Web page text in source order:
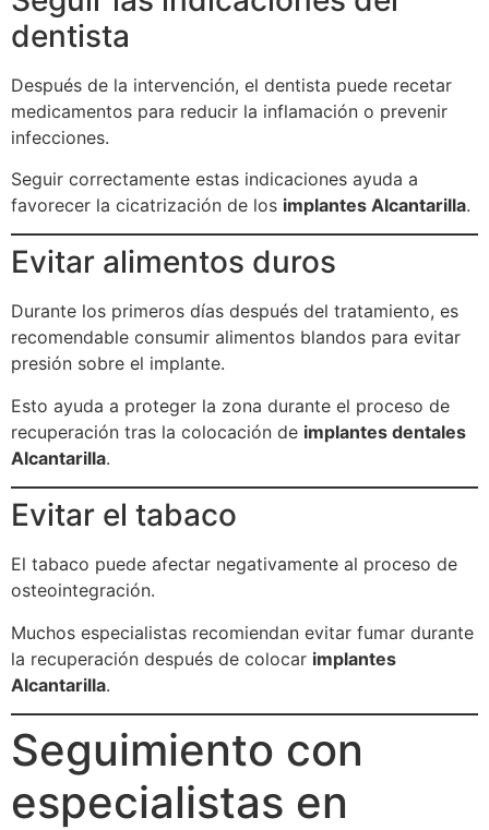
dentista
Después de la intervención, el dentista puede recetar
medicamentos para reducir la inflamación o prevenir
infecciones.
Seguir correctamente estas indicaciones ayuda a
favorecer la cicatrización de los implantes Alcantarilla.
Evitar alimentos duros
Durante los primeros días después del tratamiento, es
recomendable consumir alimentos blandos para evitar
presión sobre el implante.
Esto ayuda a proteger la zona durante el proceso de
recuperación tras la colocación de implantes dentales
Alcantarilla.
Evitar el tabaco
El tabaco puede afectar negativamente al proceso de
osteointegración.
Muchos especialistas recomiendan evitar fumar durante
la recuperación después de colocar implantes
Alcantarilla.
Seguimiento con
especialistas en